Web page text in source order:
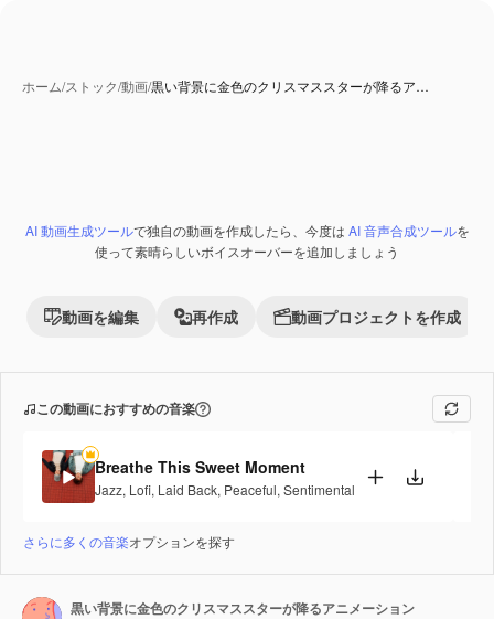
ホーム/ストック/動画/黒い背景に金色のクリスマススターが降るア…
PremiumAI 生成コンテンツ
AI 動画生成ツールで独自の動画を作成したら、今度は AI 音声合成ツールを
使って素晴らしいボイスオーバーを追加しましょう
動画を編集 再作成 動画プロジェクトを作成
この動画におすすめの音楽
Breathe This Sweet Moment
Jazz, Lofi, Laid Back, Peaceful, Sentimental
さらに多くの音楽オプションを探す
黒い背景に金色のクリスマススターが降るアニメーション